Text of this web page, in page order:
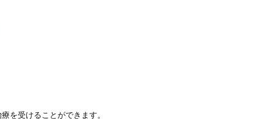
を受けることができます。